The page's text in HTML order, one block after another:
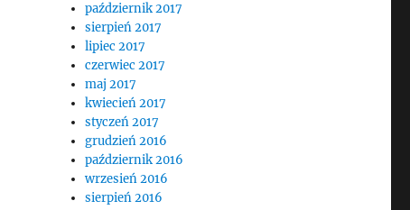
październik 2017
sierpień 2017
lipiec 2017
czerwiec 2017
maj 2017
kwiecień 2017
styczeń 2017
grudzień 2016
październik 2016
wrzesień 2016
sierpień 2016